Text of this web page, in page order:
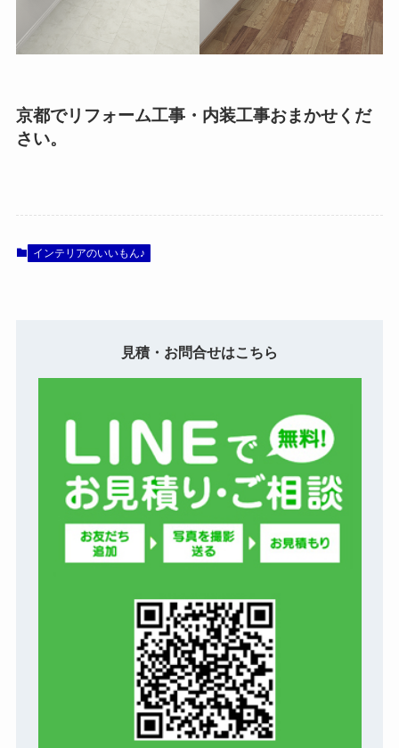
京都でリフォーム工事・内装工事おまかせくだ
さい。
インテリアのいいもん♪
見積・お問合せはこちら